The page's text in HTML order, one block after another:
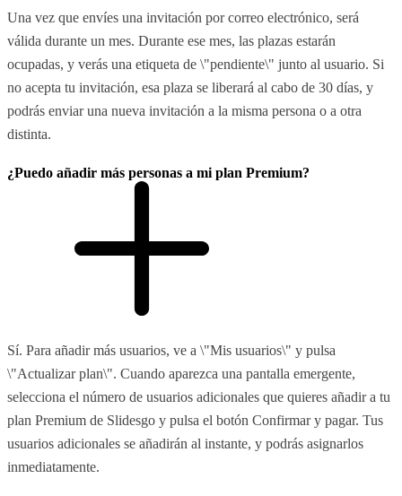
Una vez que envíes una invitación por correo electrónico, será
válida durante un mes. Durante ese mes, las plazas estarán
ocupadas, y verás una etiqueta de \"pendiente\" junto al usuario. Si
no acepta tu invitación, esa plaza se liberará al cabo de 30 días, y
podrás enviar una nueva invitación a la misma persona o a otra
distinta.
¿Puedo añadir más personas a mi plan Premium?
Sí. Para añadir más usuarios, ve a \"Mis usuarios\" y pulsa
\"Actualizar plan\". Cuando aparezca una pantalla emergente,
selecciona el número de usuarios adicionales que quieres añadir a tu
plan Premium de Slidesgo y pulsa el botón Confirmar y pagar. Tus
usuarios adicionales se añadirán al instante, y podrás asignarlos
inmediatamente.